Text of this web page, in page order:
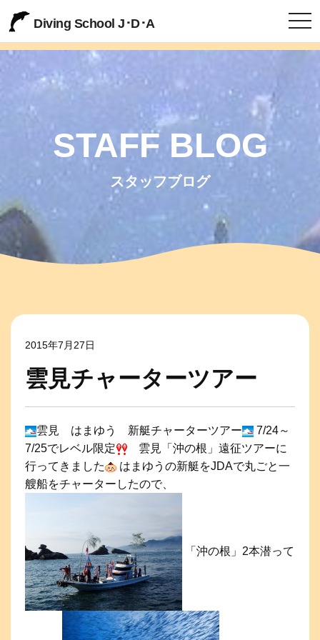
Diving School J･D･A
STAFF BLOG
スタッフブログ
2015年7月27日
雲見チャーターツアー
雲見 はまゆう 新艇チャーターツアー
7/24～
7/25でレベル限定
雲見「沖の根」遠征ツアーに
行ってきました
はまゆうの新艇をJDAで丸ごと一
艘船をチャーターしたので、
「沖の根」2本潜って